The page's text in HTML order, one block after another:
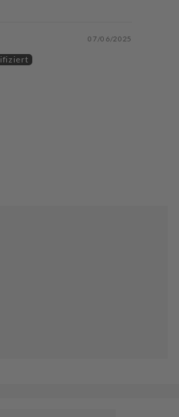
07/06/2025